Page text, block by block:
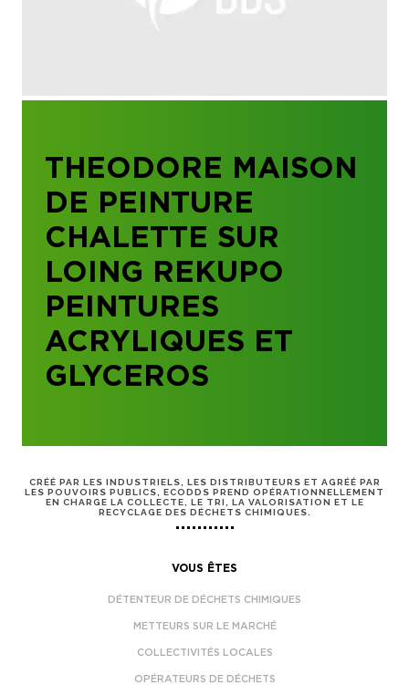
THEODORE MAISON
DE PEINTURE
CHALETTE SUR
LOING REKUPO
PEINTURES
ACRYLIQUES ET
GLYCEROS
CRÉÉ PAR LES INDUSTRIELS, LES DISTRIBUTEURS ET AGRÉÉ PAR
LES POUVOIRS PUBLICS, ECODDS PREND OPÉRATIONNELLEMENT
EN CHARGE LA COLLECTE, LE TRI, LA VALORISATION ET LE
RECYCLAGE DES DÉCHETS CHIMIQUES.
VOUS ÊTES
DÉTENTEUR DE DÉCHETS CHIMIQUES
METTEURS SUR LE MARCHÉ
COLLECTIVITÉS LOCALES
OPÉRATEURS DE DÉCHETS